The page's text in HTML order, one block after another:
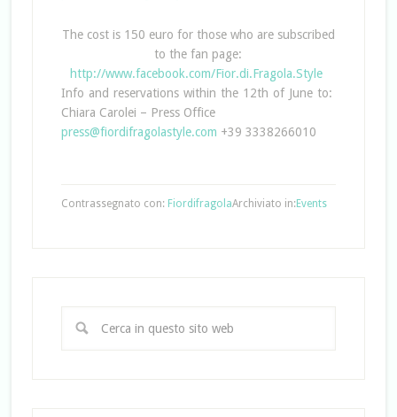
The cost is 150 euro for those who are subscribed
to the fan page:
http://www.facebook.com/Fior.di.Fragola.Style
Info and reservations within the 12th of June to:
Chiara Carolei – Press Office
press@fiordifragolastyle.com +39 3338266010
Archiviato in: Events
Contrassegnato con: Fiordifragola